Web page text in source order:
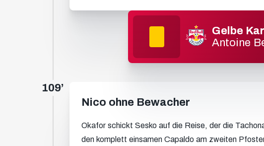
109’
Nico ohne Bewacher
Okafor schickt Sesko auf die Reise, der die
den komplett einsamen Capaldo am zweiten
Gelbe
Antoine